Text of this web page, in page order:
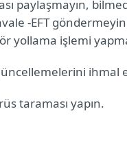
paylaşmayın,
-EFT
yollama işlemi
ihmal
taraması yapın.